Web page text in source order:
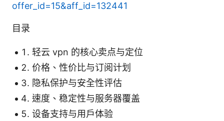
offer_id=15&aff_id=132441
目录
轻云 vpn 的核心卖点与定位
价格、性价比与订阅计划
隐私保护与安全性评估
速度、稳定性与服务器覆盖
设备支持与用户体验